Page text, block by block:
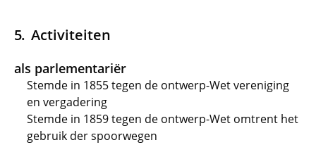
Activiteiten
als parlementariër
Stemde in 1855 tegen de ontwerp-Wet vereniging
en vergadering
Stemde in 1859 tegen de ontwerp-Wet omtrent het
gebruik der spoorwegen